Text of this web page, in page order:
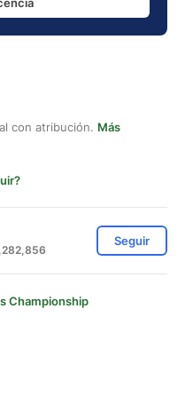
con atribución. Más
Seguir
Championship